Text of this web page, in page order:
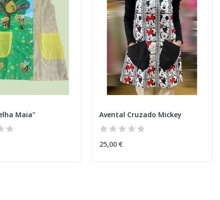
Maia" Avental Cruzado Mickey
25,00 €